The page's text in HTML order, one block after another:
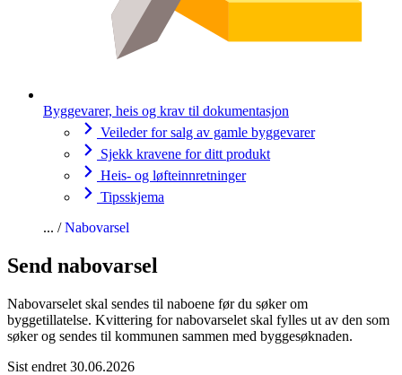
Byggevarer, heis og krav til dokumentasjon
Veileder for salg av gamle byggevarer
Sjekk kravene for ditt produkt
Heis- og løfteinnretninger
Tipsskjema
Nabovarsel
Send nabovarsel
Nabovarselet skal sendes til naboene før du søker om
byggetillatelse. Kvittering fornabovarselet skal fylles ut av den som
søker og sendes til kommunen sammen med byggesøknaden.
Sist endret 30.06.2026